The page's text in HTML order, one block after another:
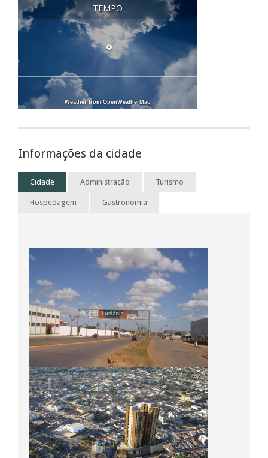
deste site? TEMPO
°
Weather from OpenWeatherMap
Informações da cidade
Cidade Administração Turismo
Hospedagem Gastronomia